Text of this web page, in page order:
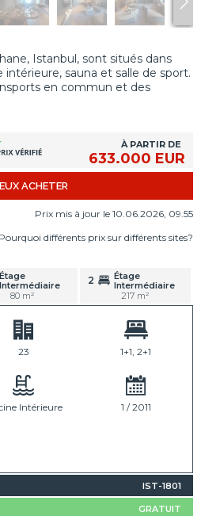
Istanbul, sont situés dans
intérieure, sauna et salle de sport.
en commun et des
À PARTIR DE
633.000 EUR
ACHETER
Prix mis à jour le 10.06.2026, 09.55
Pourquoi différents prix sur différents sites?
Étage
Intermédiaire
80 m²
2
Étage
Intermédiaire
217 m²
23 1+1, 2+1
Intérieure 1 / 2011
IST-1801
GRATUIT